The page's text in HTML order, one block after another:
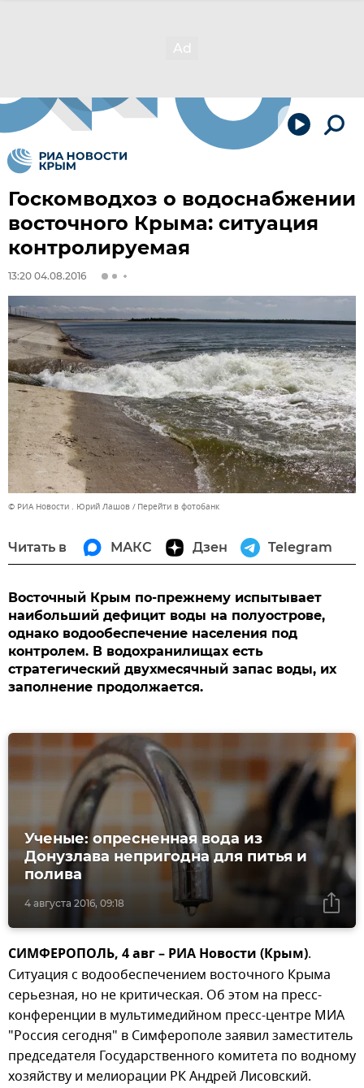
Госкомводхоз о водоснабжении
восточного Крыма: ситуация
контролируемая
13:20 04.08.2016
© РИА Новости . Юрий Лашов Перейти в фотобанк
Читать в МАКС Дзен Telegram
Восточный Крым по-прежнему испытывает
наибольший дефицит воды на полуострове,
однако водообеспечение населения под
контролем. В водохранилищах есть
стратегический двухмесячный запас воды, их
заполнение продолжается.
4 августа 2016, 09:18
Ученые: опресненная вода из
Донузлава непригодна для питья и
полива
СИМФЕРОПОЛЬ, 4 авг – РИА Новости (Крым).
Ситуация с водообеспечением восточного Крыма
серьезная, но не критическая. Об этом на пресс-
конференции в мультимедийном пресс-центре МИА
"Россия сегодня" в Симферополе заявил заместитель
председателя Государственного комитета по водному
хозяйству и мелиорации РК Андрей Лисовский.